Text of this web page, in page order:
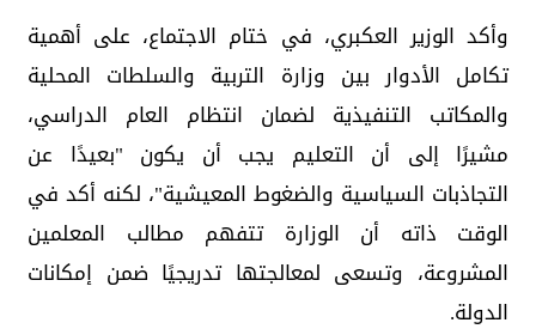
وأكد الوزير العكبري، في ختام الاجتماع، على أهمية
تكامل الأدوار بين وزارة التربية والسلطات المحلية
والمكاتب التنفيذية لضمان انتظام العام الدراسي،
مشيرًا إلى أن التعليم يجب أن يكون "بعيدًا عن
التجاذبات السياسية والضغوط المعيشية"، لكنه أكد في
الوقت ذاته أن الوزارة تتفهم مطالب المعلمين
المشروعة، وتسعى لمعالجتها تدريجيًا ضمن إمكانات
الدولة.